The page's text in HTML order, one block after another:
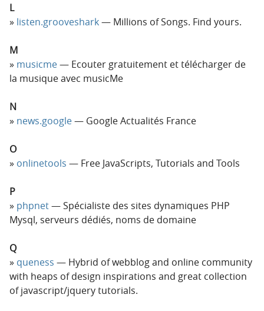
L
listen.grooveshark— Millions of Songs. Find yours.
M
musicme— Ecouter gratuitement et télécharger de
la musique avec musicMe
N
news.google— Google Actualités France
O
onlinetools — Free JavaScripts, Tutorials and Tools
P
phpnet— Spécialiste des sites dynamiques PHP
Mysql, serveurs dédiés, noms de domaine
Q
queness — Hybrid of webblog and online community
with heaps of design inspirations and great collection
of javascript/jquery tutorials.